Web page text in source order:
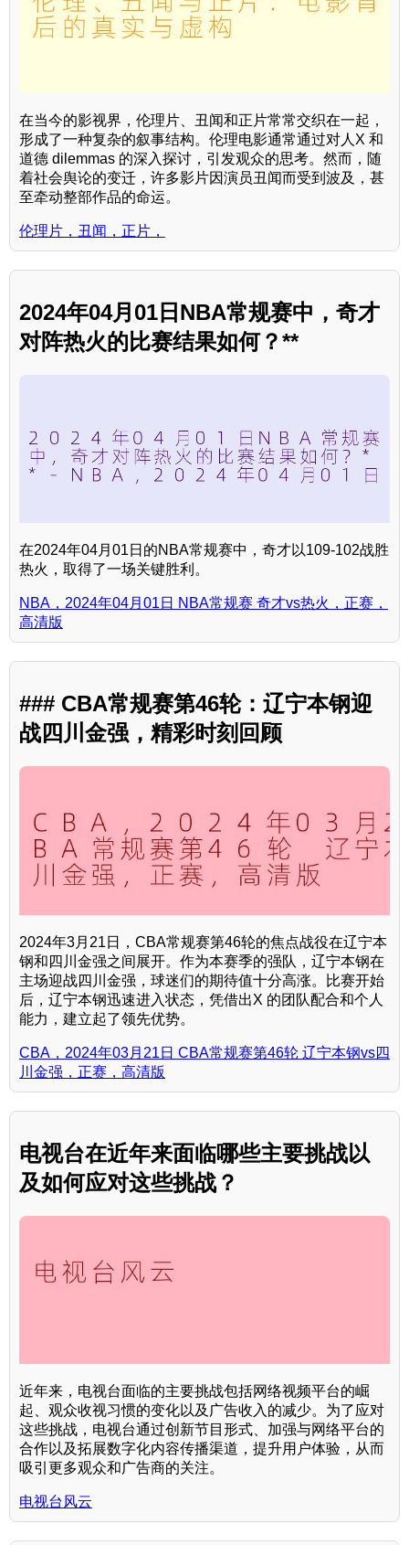
在当今的影视界，伦理片、丑闻和正片常常交织在一起，
形成了一种复杂的叙事结构。伦理电影通常通过对人X 和
道德 dilemmas 的深入探讨，引发观众的思考。然而，随
着社会舆论的变迁，许多影片因演员丑闻而受到波及，甚
至牵动整部作品的命运。
伦理片，丑闻，正片，
2024年04月01日NBA常规赛中，奇才
对阵热火的比赛结果如何？**
在2024年04月01日的NBA常规赛中，奇才以109-102战胜
热火，取得了一场关键胜利。
NBA，2024年04月01日 NBA常规赛 奇才vs热火，正赛，
高清版
### CBA常规赛第46轮：辽宁本钢迎
战四川金强，精彩时刻回顾
2024年3月21日，CBA常规赛第46轮的焦点战役在辽宁本
钢和四川金强之间展开。作为本赛季的强队，辽宁本钢在
主场迎战四川金强，球迷们的期待值十分高涨。比赛开始
后，辽宁本钢迅速进入状态，凭借出X 的团队配合和个人
能力，建立起了领先优势。
CBA，2024年03月21日 CBA常规赛第46轮 辽宁本钢vs四
川金强，正赛，高清版
电视台在近年来面临哪些主要挑战以
及如何应对这些挑战？
近年来，电视台面临的主要挑战包括网络视频平台的崛
起、观众收视习惯的变化以及广告收入的减少。为了应对
这些挑战，电视台通过创新节目形式、加强与网络平台的
合作以及拓展数字化内容传播渠道，提升用户体验，从而
吸引更多观众和广告商的关注。
电视台风云